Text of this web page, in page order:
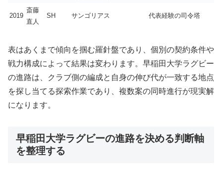
2019
斎藤
直人
SH サンゴリアス 代表経験の司令塔
表はあくまで傾向を掴む羅針盤であり、個別の契約条件や
戦力構成によって結果は変わります。早稲田大学ラグビー
の進路は、クラブ側の編成と自身の伸び代が一致する地点
を探し当てる探索作業であり、複数案の同時進行が現実解
になります。
早稲田大学ラグビーの進路を決める判断軸
を整理する